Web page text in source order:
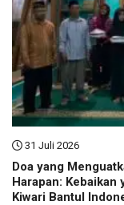
31 Juli 2026
Doa yang
Harapan: Kebaikan
Kiwari Bantul